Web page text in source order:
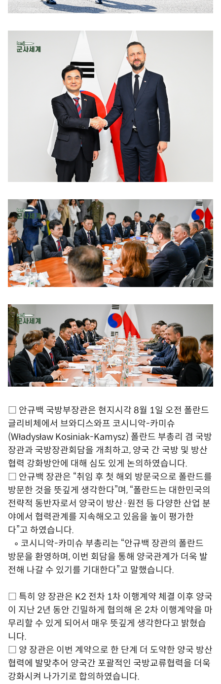
□ 안규백 국방부장관은 현지시각 8월 1일 오전 폴란드
글리비체에서 브와디스와프 코시니악-카미슈
(Władysław Kosiniak-Kamysz) 폴란드 부총리 겸 국방
장관과 국방장관회담을 개최하고, 양국 간 국방 및 방산
협력 강화방안에 대해 심도 있게 논의하였습니다.
□ 안규백 장관은 “취임 후 첫 해외 방문국으로 폴란드를
방문한 것을 뜻깊게 생각한다”며, “폴란드는 대한민국의
전략적 동반자로서 양국이 방산·원전 등 다양한 산업 분
야에서 협력관계를 지속해오고 있음을 높이 평가한
다”고 하였습니다.
◦ 코시니악-카미슈 부총리는 “안규백 장관의 폴란드
방문을 환영하며, 이번 회담을 통해 양국관계가 더욱 발
전해 나갈 수 있기를 기대한다”고 말했습니다.
□ 특히 양 장관은 K2 전차 1차 이행계약 체결 이후 양국
이 지난 2년 동안 긴밀하게 협의해 온 2차 이행계약을 마
무리할 수 있게 되어서 매우 뜻깊게 생각한다고 밝혔습
니다.
□ 양 장관은 이번 계약으로 한 단계 더 도약한 양국 방산
협력에 발맞추어 양국간 포괄적인 국방교류협력을 더욱
강화시켜 나가기로 합의하였습니다.